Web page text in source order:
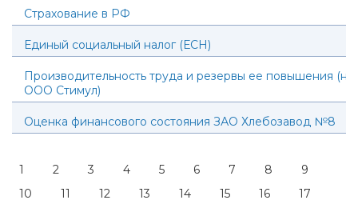
Страхование в РФ
Единый социальный налог (ЕСН)
Производительность труда и резервы ее повышения
ООО Стимул)
Оценка финансового состояния ЗАО Хлебозавод №8
1 2 3 4 5 6 7 8
9
10
11 12 13 14 15 16
17